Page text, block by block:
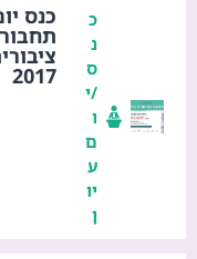
כ
נ
ס
/י
ו
ם
ע
יו
ן
כנס
2017